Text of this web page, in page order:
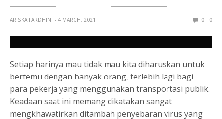
ARISKA FARDHINI 4 MARCH, 2021 0 0
Setiap harinya mau tidak mau kita diharuskan untuk
bertemu dengan banyak orang, terlebih lagi bagi
para pekerja yang menggunakan transportasi publik.
Keadaan saat ini memang dikatakan sangat
mengkhawatirkan ditambah penyebaran virus yang